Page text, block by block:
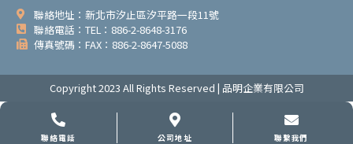
聯絡地址：新北市汐止區汐平路一段11號
聯絡電話：TEL：886-2-8648-3176
傳真號碼：FAX：886-2-8647-5088
Copyright 2023 All Rights Reserved | 品明企業有限公司
聯絡電話 公司地址 聯繫我們